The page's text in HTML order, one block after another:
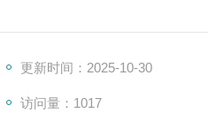
更新时间：2025-10-30
访问量：1017